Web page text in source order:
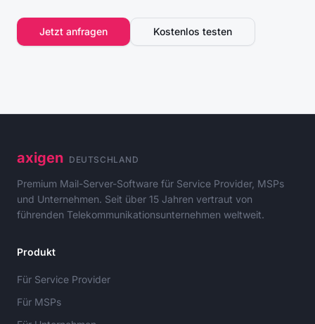
Jetzt anfragen Kostenlos testen
axigen DEUTSCHLAND
Premium Mail-Server-Software für Service Provider, MSPs
und Unternehmen. Seit über 15 Jahren vertraut von
führenden Telekommunikationsunternehmen weltweit.
Produkt
Für Service Provider
Für MSPs